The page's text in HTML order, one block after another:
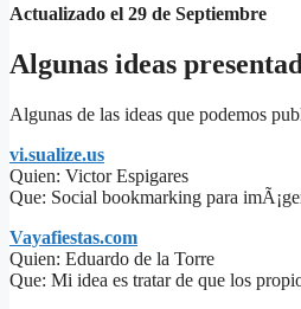
Actualizado el 29 de Septiembre
Algunas ideas
Algunas de las ideas que podemos
vi.sualize.us
Quien: Victor Espigares
Que: Social bookmarking para
Vayafiestas.com
Quien: Eduardo de la Torre
Que: Mi idea es tratar de que los